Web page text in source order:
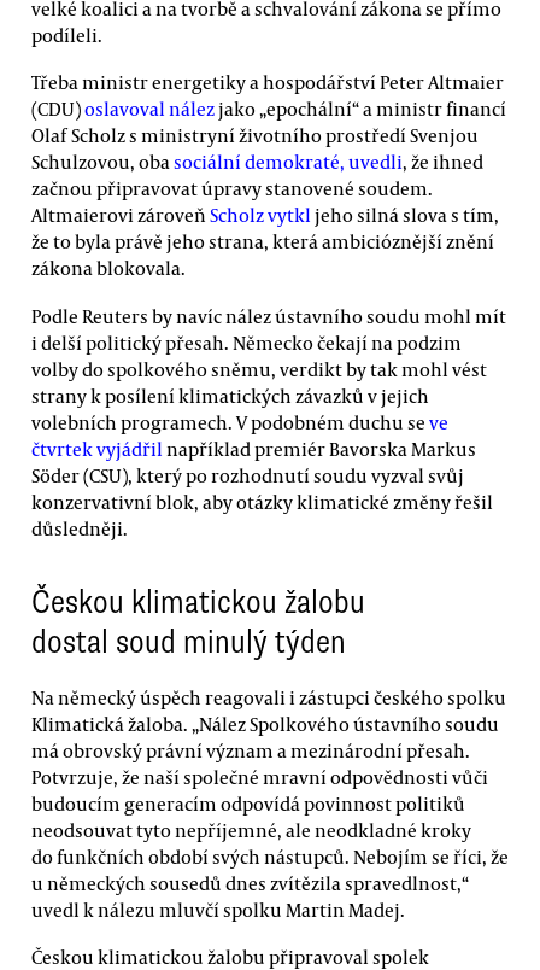
velké koalici a na tvorbě a schvalování zákona se přímo
podíleli.
Třeba ministr energetiky a hospodářství Peter Altmaier
(CDU)oslavoval nálezjako „epochální“ a ministr financí
Olaf Scholz s ministryní životního prostředí Svenjou
Schulzovou, obasociální demokraté, uvedli, že ihned
začnou připravovat úpravy stanovené soudem.
Altmaierovi zároveň Scholz vytkl jeho silná slova s tím,
že to byla právě jeho strana, která ambicióznější znění
zákona blokovala.
Podle Reuters by navíc nález ústavního soudu mohl mít
i delší politický přesah. Německo čekají na podzim
volby do spolkového sněmu, verdikt by tak mohl vést
strany k posílení klimatických závazků v jejich
volebních programech. V podobném duchu se ve
čtvrtek vyjádřil například premiér Bavorska Markus
Söder (CSU), který po rozhodnutí soudu vyzval svůj
konzervativní blok, aby otázky klimatické změny řešil
důsledněji.
Českou klimatickou žalobu
dostal soud minulý týden
Na německý úspěch reagovali i zástupci českého spolku
Klimatická žaloba. „Nález Spolkového ústavního soudu
má obrovský právní význam a mezinárodní přesah.
Potvrzuje, že naší společné mravní odpovědnosti vůči
budoucím generacím odpovídá povinnost politiků
neodsouvat tyto nepříjemné, ale neodkladné kroky
do funkčních období svých nástupců. Nebojím se říci, že
u německých sousedů dnes zvítězila spravedlnost,“
uvedl k nálezu mluvčí spolku Martin Madej.
Českou klimatickou žalobu připravoval spolek